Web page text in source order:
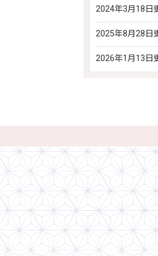
2024年3月18日
2025年8月28日
2026年1月13日